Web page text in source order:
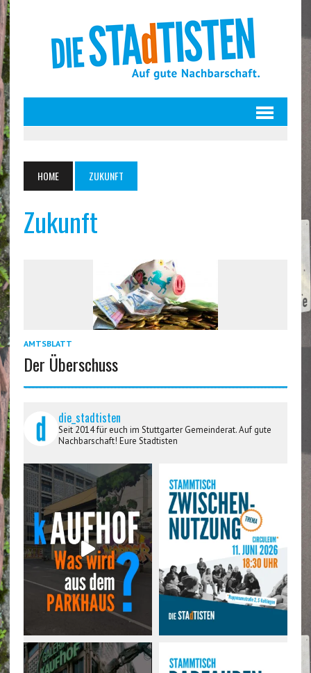
HOME ZUKUNFT
Zukunft
AMTSBLATT
Der Überschuss
die_stadtisten
Seit 2014 für euch im Stuttgarter Gemeinderat. Auf gute
Nachbarschaft! Eure Stadtisten